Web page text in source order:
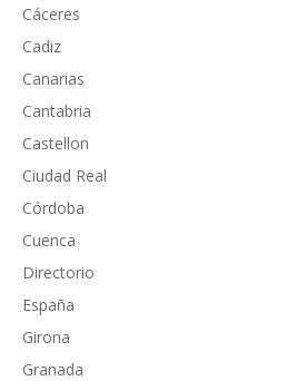
Cáceres
Cadiz
Canarias
Cantabria
Castellon
Ciudad Real
Córdoba
Cuenca
Directorio
España
Girona
Granada